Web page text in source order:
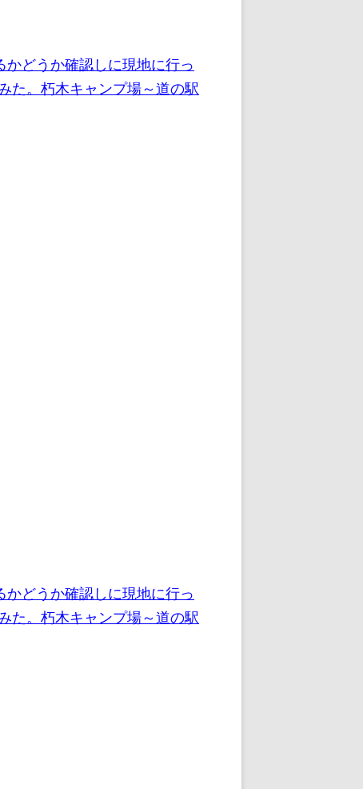
どうか確認しに現地に行っ
た。朽木キャンプ場～道の駅
どうか確認しに現地に行っ
た。朽木キャンプ場～道の駅